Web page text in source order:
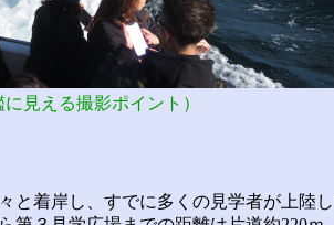
見える撮影ポイント）
着岸し、すでに多くの見学者が上陸し